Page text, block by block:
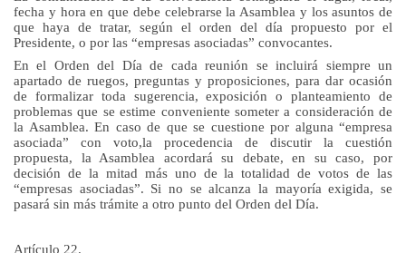
fecha y hora en que debe celebrarse la Asamblea y los asuntos de
que haya de tratar, según el orden del día propuesto por el
Presidente, o por las “empresas asociadas” convocantes.
En el Orden del Día de cada reunión se incluirá siempre un
apartado de ruegos, preguntas y proposiciones, para dar ocasión
de formalizar toda sugerencia, exposición o planteamiento de
problemas que se estime conveniente someter a consideración de
la Asamblea. En caso de que se cuestione por alguna “empresa
asociada” con voto,la procedencia de discutir la cuestión
propuesta, la Asamblea acordará su debate, en su caso, por
decisión de la mitad más uno de la totalidad de votos de las
“empresas asociadas”. Si no se alcanza la mayoría exigida, se
pasará sin más trámite a otro punto del Orden del Día.
Artículo 22.